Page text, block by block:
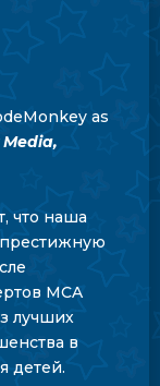
as
что наша
MCA
лучших
в
детей.